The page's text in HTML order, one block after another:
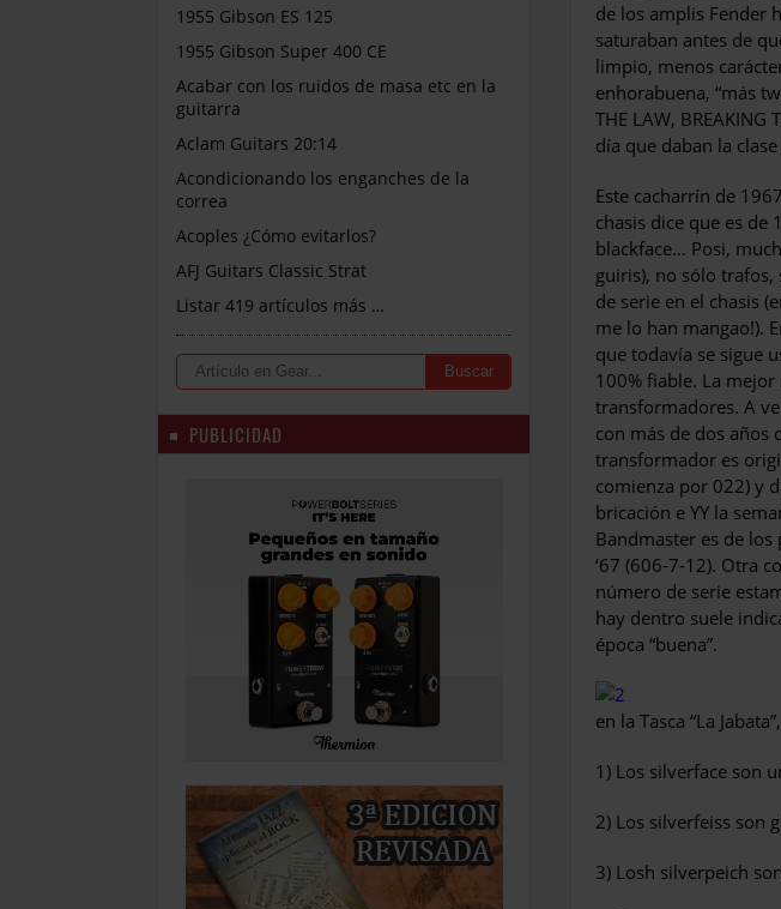
de los amplis Fender
saturaban antes de
limpio, menos
enhorabuena, “más
THE LAW,
día que daban la
Este cacharrín de
chasis dice que es
blackface… Posi,
guiris), no sólo trafos,
de serie en el chasis
me lo han mangao!).
que todavía se sigue
100% fiable. La
transformadores. A
con más de dos años
transformador es
comienza por 022) y
bricación e YY la
Bandmaster es de los
‘67 (606-7-12). Otra
número de serie
hay dentro suele
época “buena”.
en la Tasca “La
1) Los silverface son
2) Los silverfeiss son
3) Losh silverpeich
1955 Gibson ES 125
1955 Gibson Super 400 CE
Acabar con los ruidos de masa etc en la
guitarra
Aclam Guitars 20:14
Acondicionando los enganches de la
correa
Acoples ¿Cómo evitarlos?
AFJ Guitars Classic Strat
Listar 419 artículos más …
PUBLICIDAD